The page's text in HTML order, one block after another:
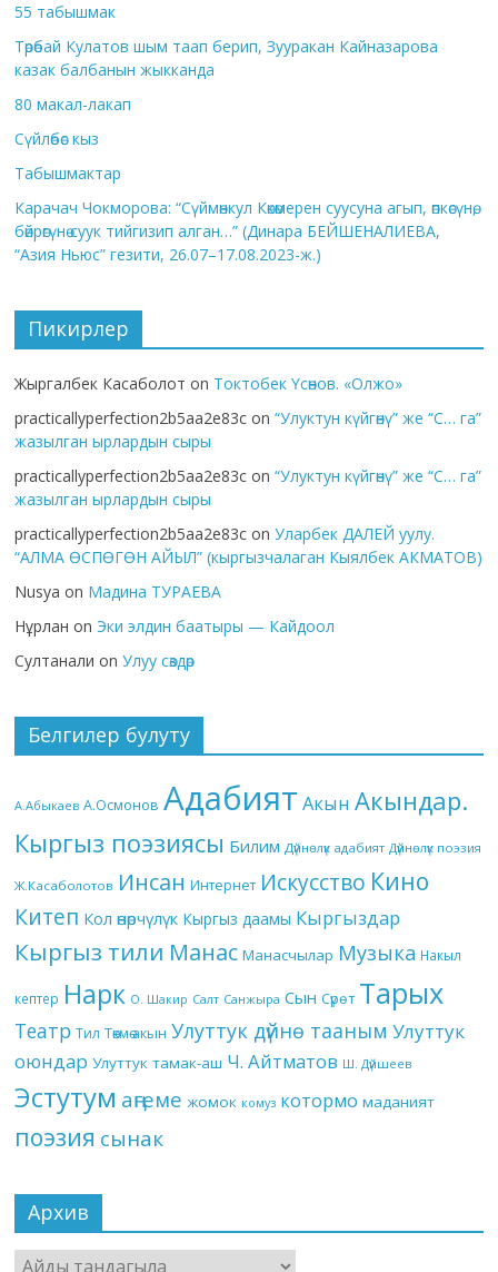
55 табышмак
Төрөбай Кулатов шым таап берип, Зууракан Кайназарова
казак балбанын жыкканда
80 макал-лакап
Сүйлөбөс кыз
Табышмактар
Карачач Чокморова: “Сүймөнкул Көкөмерен суусуна агып, өпкөсүнө,
бөйрөгүнө суук тийгизип алган…” (Динара БЕЙШЕНАЛИЕВА,
“Азия Ньюс” гезити, 26.07–17.08.2023-ж.)
Пикирлер
Жыргалбек Касаболот on Токтобек Үсөнов. «Олжо»
practicallyperfection2b5aa2e83c on“Улуктун күйгөнү” же “С… га”
жазылган ырлардын сыры
practicallyperfection2b5aa2e83c on“Улуктун күйгөнү” же “С… га”
жазылган ырлардын сыры
practicallyperfection2b5aa2e83c onУларбек ДАЛЕЙ уулу.
“АЛМА ӨСПӨГӨН АЙЫЛ” (кыргызчалаган Кыялбек АКМАТОВ)
Nusya on Мадина ТУРАЕВА
Нұрлан on Эки элдин баатыры — Кайдоол
Султанали onУлуу сөздөр
Белгилер булуту
А.Абыкаев А.Осмонов Адабият Акын Акындар.
Кыргыз поэзиясы Билим Дүйнөлүк адабият Дүйнөлүк поэзия
Ж.Касаболотов Инсан Интернет Искусство Кино
Китеп Кол өнөрчүлүк Кыргыз даамы Кыргыздар
Кыргыз тили Манас Манасчылар Музыка Накыл
кептер Нарк О. Шакир Салт Санжыра Сын Сүрөт Тарых
Театр Тил Төкмө акын Улуттук дүйнө тааным Улуттук
оюндар Улуттук тамак-аш Ч. Айтматов Ш. Дүйшеев
Эстутум аңгеме жомок комуз котормо маданият
поэзия сынак
Архив
Архив